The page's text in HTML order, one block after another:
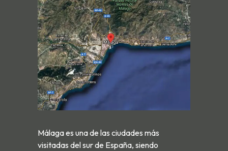
Málaga es una de las ciudades más
visitadas del sur de España, siendo